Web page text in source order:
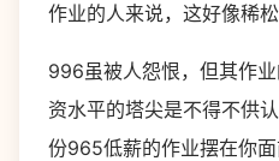
作业的人来说，这好像稀松
996虽被人怨恨，但其作
资水平的塔尖是不得不供
份965低薪的作业摆在你